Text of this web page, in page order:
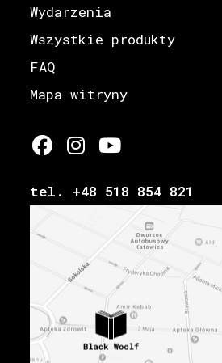
Wydarzenia
Wszystkie produkty
FAQ
Mapa witryny
tel. +48 518 854 821